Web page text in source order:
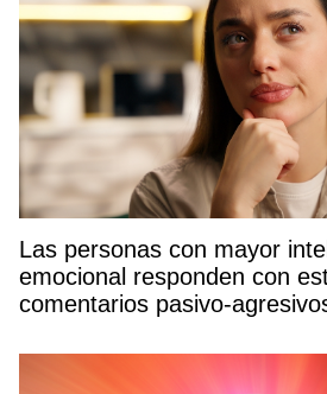
Las personas con mayor
emocional responden con
comentarios pasivo-